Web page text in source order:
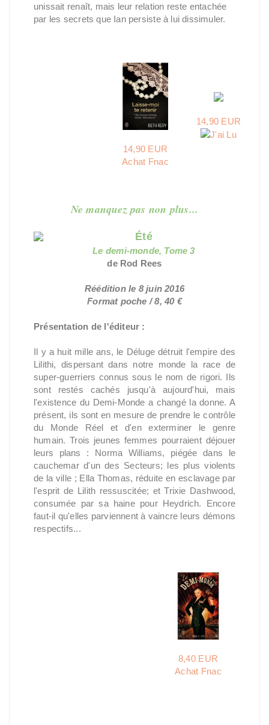
unissait renaît, mais leur relation reste entachée
par les secrets que Ian persiste à lui dissimuler.
14,90 EUR
Achat Fnac
14,90 EUR
Ne manquez pas non plus...
Été
Le demi-monde, Tome 3
de Rod Rees
Réédition le 8 juin 2016
Format poche / 8, 40 €
Présentation de l'éditeur :
Il y a huit mille ans, le Déluge détruit l'empire des
Lilithi, dispersant dans notre monde la race de
super-guerriers connus sous le nom de rigori. Ils
sont restés cachés jusqu'à aujourd'hui, mais
l'existence du Demi-Monde a changé la donne. A
présent, ils sont en mesure de prendre le contrôle
du Monde Réel et d'en exterminer le genre
humain. Trois jeunes femmes pourraient déjouer
leurs plans : Norma Williams, piégée dans le
cauchemar d'un des Secteurs; les plus violents
de la ville ; Ella Thomas, réduite en esclavage par
l'esprit de Lilith ressuscitée; et Trixie Dashwood,
consumée par sa haine pour Heydrich. Encore
faut-il qu'elles parviennent à vaincre leurs démons
respectifs...
8,40 EUR
Achat Fnac